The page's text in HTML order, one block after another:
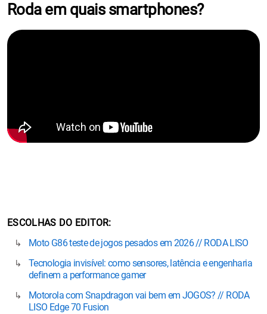
Roda em quais smartphones?
ESCOLHAS DO EDITOR
Moto G86 teste de jogos pesados em 2026 // RODA LISO
Tecnologia invisível: como sensores, latência e engenharia
definem a performance gamer
Motorola com Snapdragon vai bem em JOGOS? // RODA
LISO Edge 70 Fusion